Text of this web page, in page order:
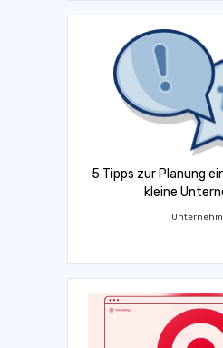
5 Tipps zur Planung
kleine